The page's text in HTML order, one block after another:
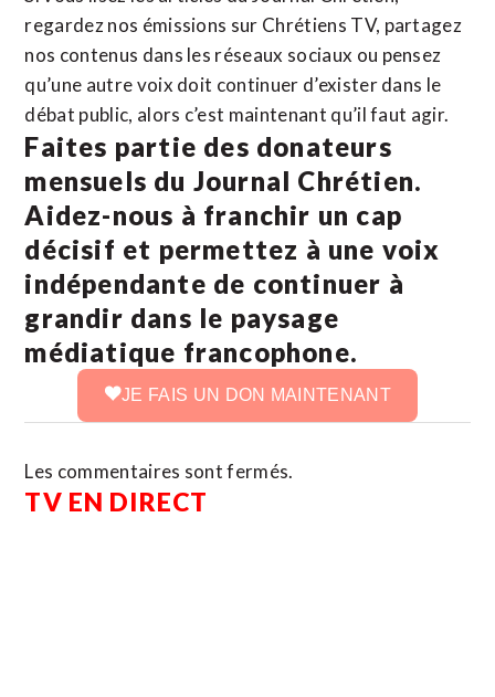
regardez nos émissions sur Chrétiens TV, partagez
nos contenus dans les réseaux sociaux ou pensez
qu’une autre voix doit continuer d’exister dans le
débat public, alors c’est maintenant qu’il faut agir.
Faites partie des donateurs
mensuels du Journal Chrétien.
Aidez-nous à franchir un cap
décisif et permettez à une voix
indépendante de continuer à
grandir dans le paysage
médiatique francophone.
JE FAIS UN DON MAINTENANT
Les commentaires sont fermés.
TV EN DIRECT